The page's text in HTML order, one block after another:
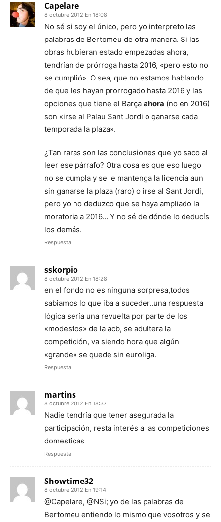
Capelare
8 octubre 2012 En 18:08
No sé si soy el único, pero yo interpreto las
palabras de Bertomeu de otra manera. Si las
obras hubieran estado empezadas ahora,
tendrían de prórroga hasta 2016, «pero esto no
se cumplió». O sea, que no estamos hablando
de que les hayan prorrogado hasta 2016 y las
opciones que tiene el Barça ahora (no en 2016)
son «irse al Palau Sant Jordi o ganarse cada
temporada la plaza».
¿Tan raras son las conclusiones que yo saco al
leer ese párrafo? Otra cosa es que eso luego
no se cumpla y se le mantenga la licencia aun
sin ganarse la plaza (raro) o irse al Sant Jordi,
pero yo no deduzco que se haya ampliado la
moratoria a 2016… Y no sé de dónde lo deducís
los demás.
Respuesta
sskorpio
8 octubre 2012 En 18:28
en el fondo no es ninguna sorpresa,todos
sabiamos lo que iba a suceder..una respuesta
lógica sería una revuelta por parte de los
«modestos» de la acb, se adultera la
competición, va siendo hora que algún
«grande» se quede sin euroliga.
Respuesta
martins
8 octubre 2012 En 18:37
Nadie tendría que tener asegurada la
participación, resta interés a las competiciones
domesticas
Respuesta
Showtime32
8 octubre 2012 En 19:14
@Capelare, @NSi; yo de las palabras de
Bertomeu entiendo lo mismo que vosotros y se